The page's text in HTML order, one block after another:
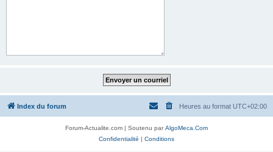
Index du forum Heures au format UTC+02:00
Forum-Actualite.com | Soutenu parAlgoMeca.Com
Confidentialité | Conditions